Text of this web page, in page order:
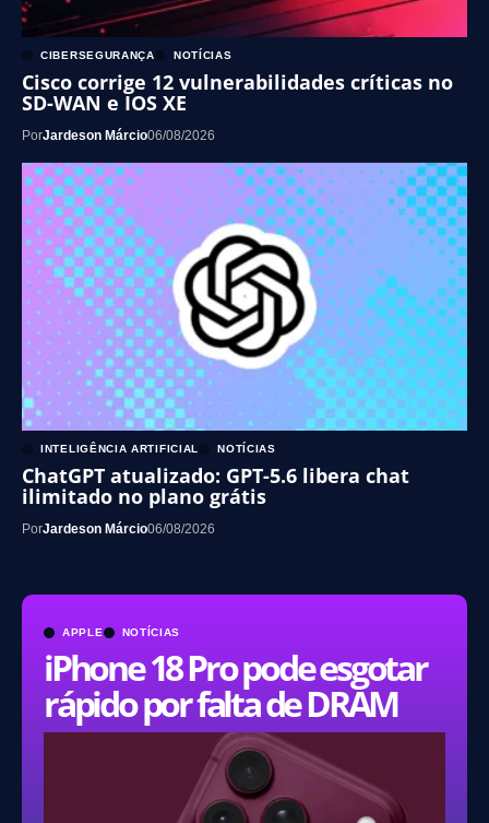
APPLE NOTÍCIAS
iPhone 18 Pro pode esgotar
rápido por falta de DRAM
CIBERSEGURANÇA NOTÍCIAS
Cisco corrige 12 vulnerabilidades críticas no
SD-WAN e IOS XE
PorJardeson Márcio06/08/2026
INTELIGÊNCIA ARTIFICIAL NOTÍCIAS
ChatGPT atualizado: GPT-5.6 libera chat
ilimitado no plano grátis
PorJardeson Márcio06/08/2026